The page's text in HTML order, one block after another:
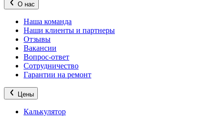
О нас
Наша команда
Наши клиенты и партнеры
Отзывы
Вакансии
Вопрос-ответ
Сотрудничество
Гарантии на ремонт
Цены
Калькулятор